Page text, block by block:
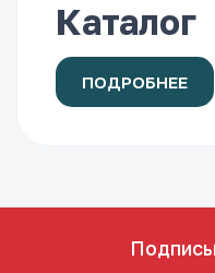
Каталог
ПОДРОБНЕЕ